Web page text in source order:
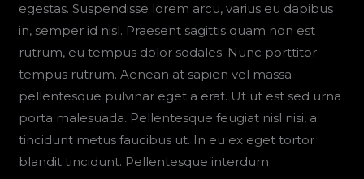
egestas. Suspendisse lorem arcu, varius eu dapibus
in, semper id nisl. Praesent sagittis quam non est
rutrum, eu tempus dolor sodales. Nunc porttitor
tempus rutrum. Aenean at sapien vel massa
pellentesque pulvinar eget a erat. Ut ut est sed urna
porta malesuada. Pellentesque feugiat nisl nisi, a
tincidunt metus faucibus ut. In eu ex eget tortor
blandit tincidunt. Pellentesque interdum